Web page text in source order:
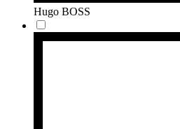
Hugo BOSS